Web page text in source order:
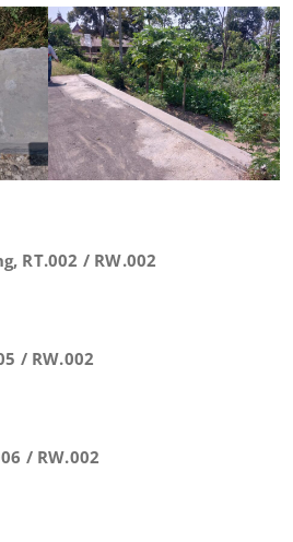
RT.002 / RW.002
/ RW.002
/ RW.002